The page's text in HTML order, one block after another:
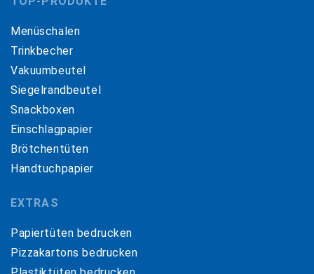
Menüschalen
Trinkbecher
Vakuumbeutel
Siegelrandbeutel
Snackboxen
Einschlagpapier
Brötchentüten
Handtuchpapier
EXTRAS
Papiertüten bedrucken
Pizzakartons bedrucken